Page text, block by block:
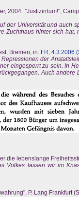
2004: "Justizirrtum!",
der Universität und auch
Zuchthaus hinter sich hat,
Bremen, in: FR, 4.3.2006
der
eingesperrt zu sein. In
Auch andere
die lebenslange
Volkes lassen wir im
P. Lang Frankfurt